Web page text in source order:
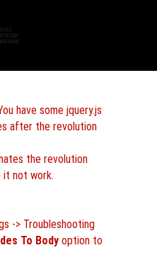
have some jquery.js
after the revolution
the revolution
it not work.
-> Troubleshooting
To Body option to